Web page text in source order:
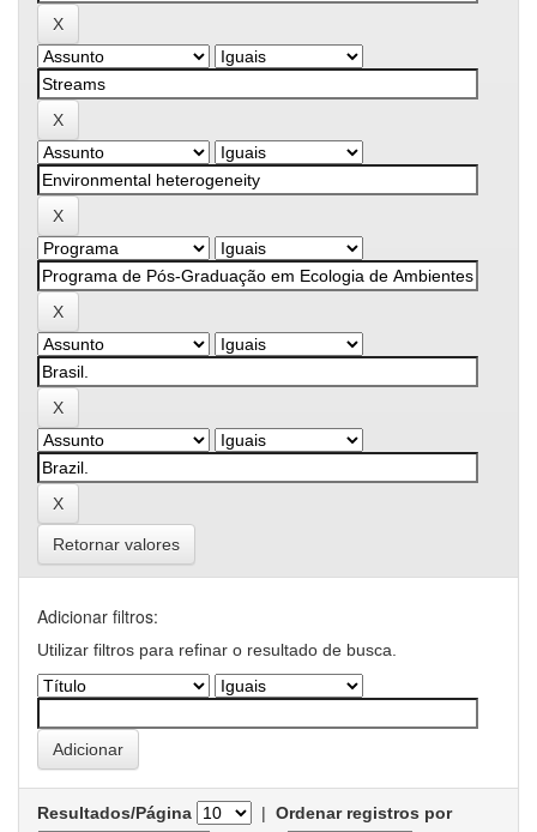
Retornar valores
Adicionar filtros:
Utilizar filtros para refinar o resultado de busca.
Resultados/Página | Ordenar registros por